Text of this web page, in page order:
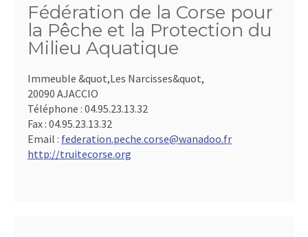
Fédération de la Corse pour
la Pêche et la Protection du
Milieu Aquatique
Immeuble &quot,Les Narcisses&quot,
20090 AJACCIO
Téléphone : 04.95.23.13.32
Fax : 04.95.23.13.32
Email : federation.peche.corse@wanadoo.fr
http://truitecorse.org